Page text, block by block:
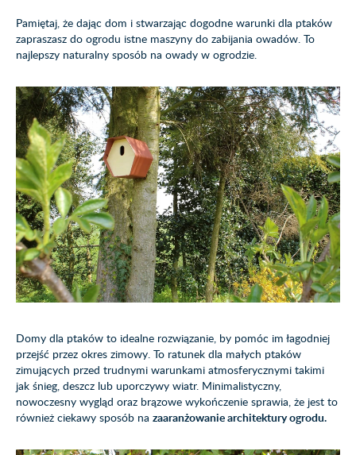
Pamiętaj, że dając dom i stwarzając dogodne warunki dla ptaków
zapraszasz do ogrodu istne maszyny do zabijania owadów. To
najlepszy naturalny sposób na owady w ogrodzie.
Domy dla ptaków to idealne rozwiązanie, by pomóc im łagodniej
przejść przez okres zimowy. To ratunek dla małych ptaków
zimujących przed trudnymi warunkami atmosferycznymi takimi
jak śnieg, deszcz lub uporczywy wiatr. Minimalistyczny,
nowoczesny wygląd oraz brązowe wykończenie sprawia, że jest to
również ciekawy sposób na zaaranżowanie architektury ogrodu.